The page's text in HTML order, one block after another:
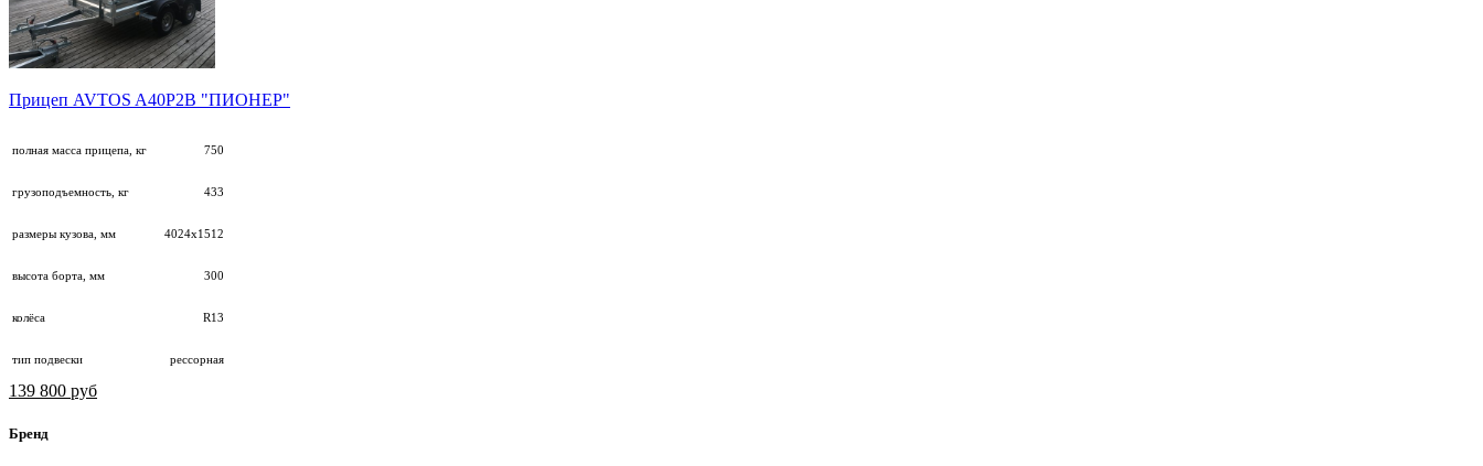
Прицеп AVTOS A40Р2B "ПИОНЕР"
полная масса прицепа, кг 750
грузоподъемность, кг 433
размеры кузова, мм 4024х1512
высота борта, мм 300
колёса R13
тип подвески рессорная
139 800 руб
Бренд